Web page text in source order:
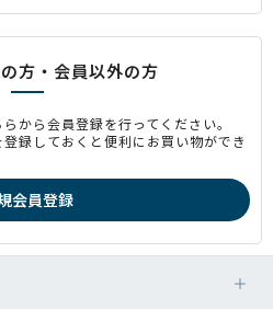
方・会員以外の方
から会員登録を行ってください。
録しておくと便利にお買い物ができ